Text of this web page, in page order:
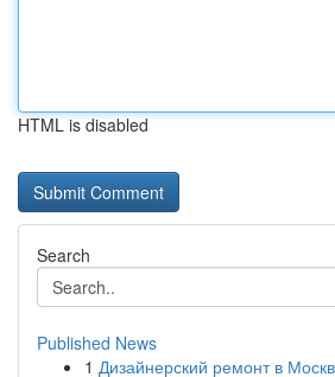
HTML is disabled
Search
Published News
1 Дизайнерский ремонт в